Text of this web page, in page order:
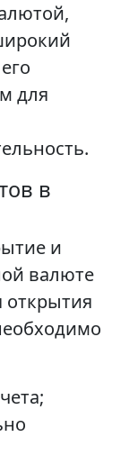
для
в
и
валюте
открытия